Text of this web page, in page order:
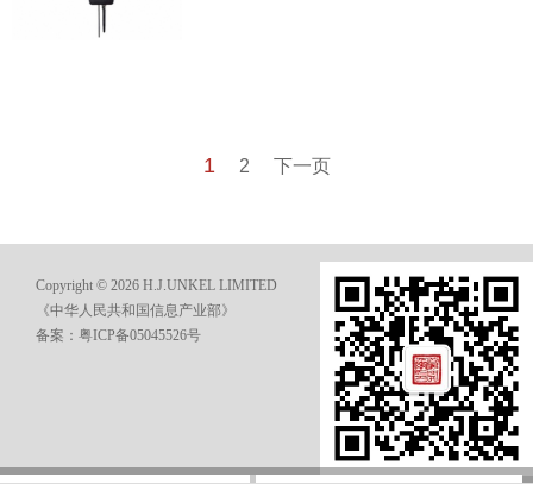
1 2 下一页
Copyright © 2026 H.J.UNKEL LIMITED
《中华人民共和国信息产业部》
备案：粤ICP备05045526号